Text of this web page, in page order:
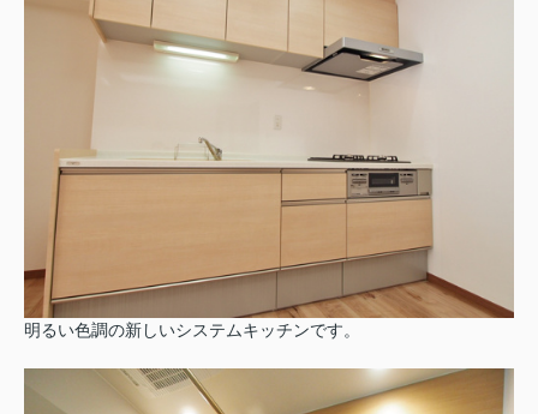
明るい色調の新しいシステムキッチンです。